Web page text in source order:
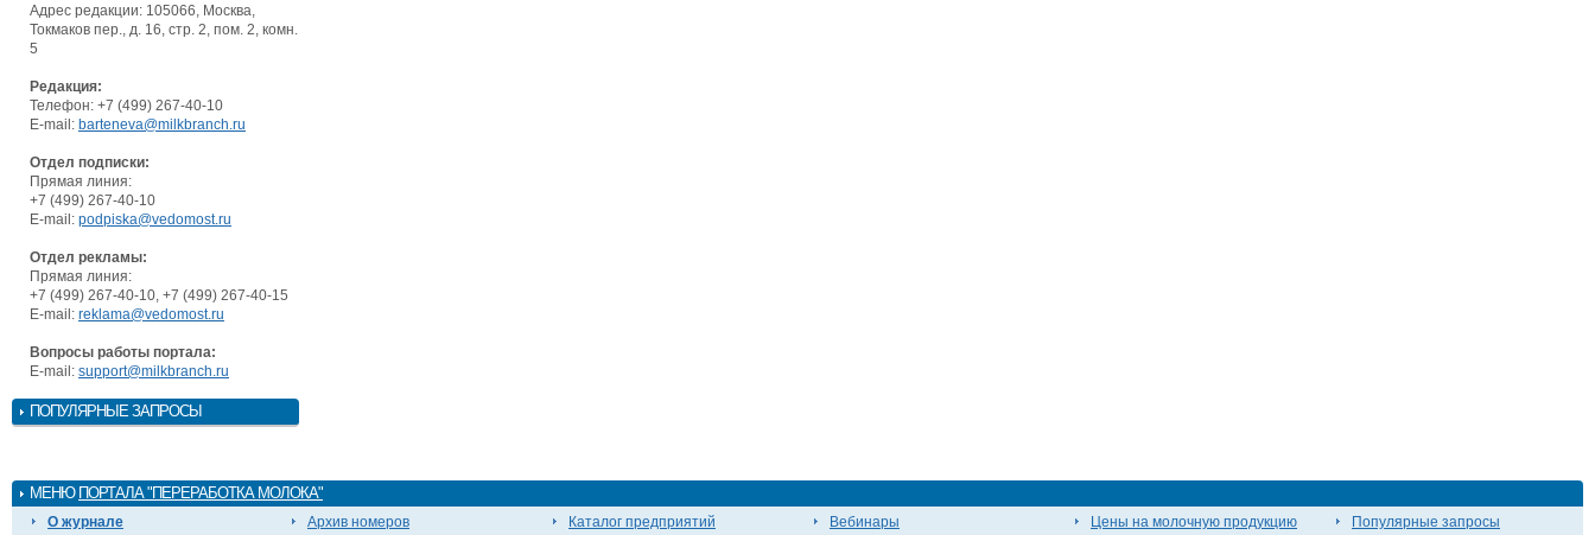
Адрес редакции: 105066, Москва,
Токмаков пер., д. 16, стр. 2, пом. 2, комн.
5
Редакция:
Телефон: +7 (499) 267-40-10
E-mail: barteneva@milkbranch.ru
Отдел подписки:
Прямая линия:
+7 (499) 267-40-10
E-mail: podpiska@vedomost.ru
Отдел рекламы:
Прямая линия:
+7 (499) 267-40-10, +7 (499) 267-40-15
E-mail: reklama@vedomost.ru
Вопросы работы портала:
E-mail: support@milkbranch.ru
ПОПУЛЯРНЫЕ ЗАПРОСЫ
МЕНЮ ПОРТАЛА "ПЕРЕРАБОТКА МОЛОКА"
О журнале Архив номеров Каталог предприятий Вебинары Цены на молочную продукцию Популярные запросы